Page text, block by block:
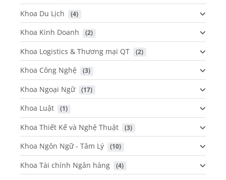
Khoa Du Lịch (4)
Khoa Kinh Doanh (2)
Khoa Logistics & Thương mại QT (2)
Khoa Công Nghệ (3)
Khoa Ngoại Ngữ (17)
Khoa Luật (1)
Khoa Thiết Kế và Nghệ Thuật (3)
Khoa Ngôn Ngữ - Tâm Lý (10)
Khoa Tài chính Ngân hàng (4)